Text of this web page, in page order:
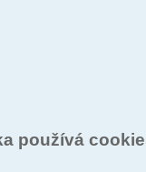
používá